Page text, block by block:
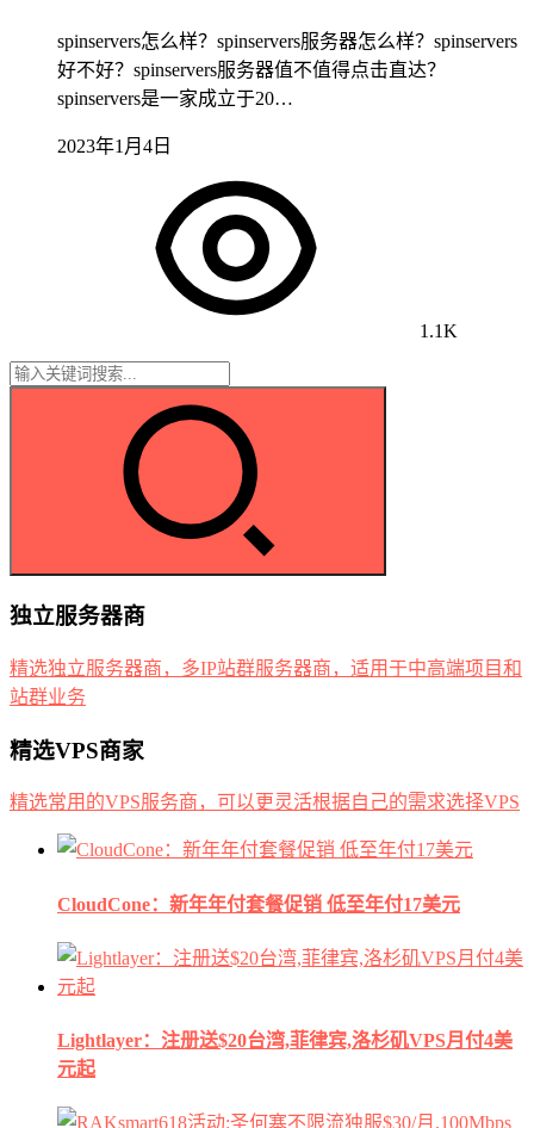
spinservers怎么样？spinservers服务器怎么样？spinservers
好不好？spinservers服务器值不值得点击直达？
spinservers是一家成立于20…
2023年1月4日
1.1K
独立服务器商
精选独立服务器商，多IP站群服务器商，适用于中高端项目和
站群业务
精选VPS商家
精选常用的VPS服务商，可以更灵活根据自己的需求选择VPS
CloudCone：新年年付套餐促销 低至年付17美元
Lightlayer：注册送$20台湾,菲律宾,洛杉矶VPS月付4美
元起